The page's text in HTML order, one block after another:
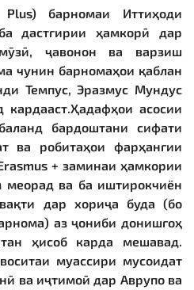
Plus) барномаи Иттиҳоди
дастгирии ҳамкорӣ дар
ҷавонон ва варзиш
чунин барномаҳои қаблан
Темпус, Эразмус Мундус
кардааст.Ҳадафҳои асосии
бардоштани сифати
ва робитаҳои фарҳангии
+ заминаи ҳамкории
меорад ва ба иштирокчиён
дар хориҷа буда (бо
аз ҷониби донишгоҳ
ҳисоб карда мешавад.
муассири мусоидат
ва иҷтимоӣ дар Аврупо ва